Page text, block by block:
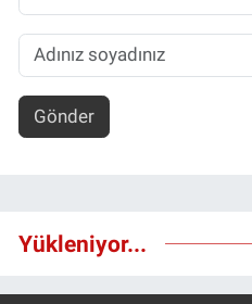
Gönder
Yükleniyor...